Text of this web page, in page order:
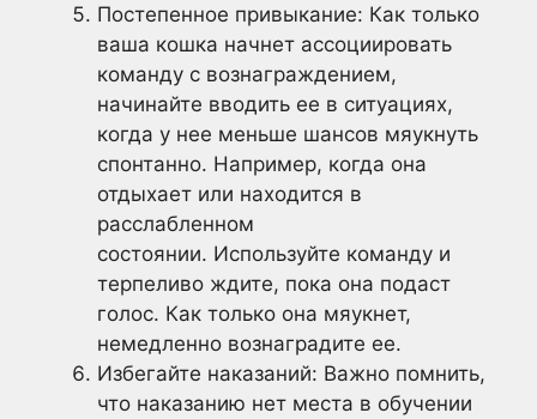
Постепенное привыкание: Как только
ваша кошка начнет ассоциировать
команду с вознаграждением,
начинайте вводить ее в ситуациях,
когда у нее меньше шансов мяукнуть
спонтанно. Например, когда она
отдыхает или находится в
расслабленном
состоянии. Используйте команду и
терпеливо ждите, пока она подаст
голос. Как только она мяукнет,
немедленно вознаградите ее.
Избегайте наказаний: Важно помнить,
что наказанию нет места в обучении